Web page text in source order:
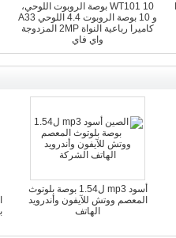
WT101 10 بوصة الروبوت اللوحي،
و 10 بوصة الروبوت 4.4 اللوحي A33
كاميرا رباعية النواة 2MP المزدوجة
واي فاي
أسود mp3 ل1.54 بوصة بلوتوث
المعصم ووتش للآيفون وأندرويد
الهاتف